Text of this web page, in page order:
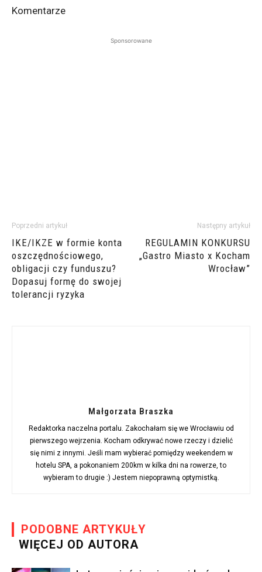
Komentarze
Sponsorowane
Poprzedni artykuł
IKE/IKZE w formie konta
oszczędnościowego,
obligacji czy funduszu?
Dopasuj formę do swojej
tolerancji ryzyka
Następny artykuł
REGULAMIN KONKURSU
„Gastro Miasto x Kocham
Wrocław”
Małgorzata Braszka
Redaktorka naczelna portalu. Zakochałam się we Wrocławiu od
pierwszego wejrzenia. Kocham odkrywać nowe rzeczy i dzielić
się nimi z innymi. Jeśli mam wybierać pomiędzy weekendem w
hotelu SPA, a pokonaniem 200km w kilka dni na rowerze, to
wybieram to drugie :) Jestem niepoprawną optymistką.
PODOBNE ARTYKUŁY
WIĘCEJ OD AUTORA